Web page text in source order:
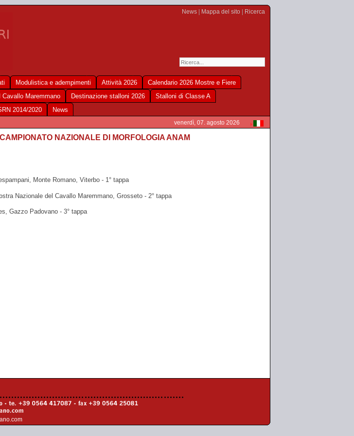
News Mappa del sito Ricerca
Modulistica e adempimenti Attività 2026
Calendario 2026 Mostre e Fiere
Maremmano Destinazione stalloni 2026
Stalloni di Classe A
2014/2020 News
venerdì, 07. agosto 2026
NAZIONALE DI MORFOLOGIA ANAM
Monte Romano, Viterbo - 1° tappa
Nazionale del Cavallo Maremmano, Grosseto - 2° tappa
Gazzo Padovano - 3° tappa